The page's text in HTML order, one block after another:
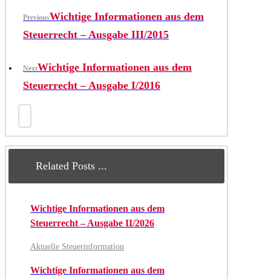
PreviousWichtige Informationen aus dem
Steuerrecht – Ausgabe III/2015
NextWichtige Informationen aus dem
Steuerrecht – Ausgabe I/2016
Related Posts ...
Wichtige Informationen aus dem
Steuerrecht – Ausgabe II/2026
Aktuelle Steuerinformation
Wichtige Informationen aus dem